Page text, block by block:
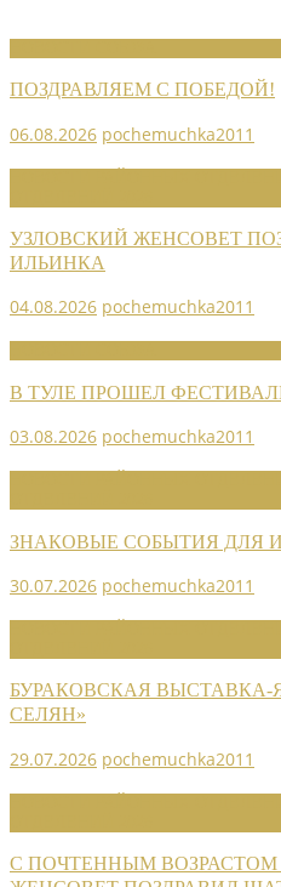
ПОЗДРАВЛЯЕМ С ПОБЕДОЙ!
06.08.2026 pochemuchka2011
УЗЛОВСКИЙ ЖЕНСОВЕТ
ИЛЬИНКА
04.08.2026 pochemuchka2011
В ТУЛЕ ПРОШЕЛ
03.08.2026 pochemuchka2011
ЗНАКОВЫЕ СОБЫТИЯ ДЛЯ
30.07.2026 pochemuchka2011
БУРАКОВСКАЯ
СЕЛЯН»
29.07.2026 pochemuchka2011
С ПОЧТЕННЫМ